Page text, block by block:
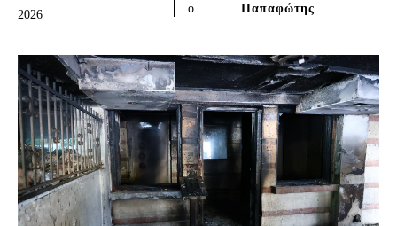
2026
ο
Παπαφώτης